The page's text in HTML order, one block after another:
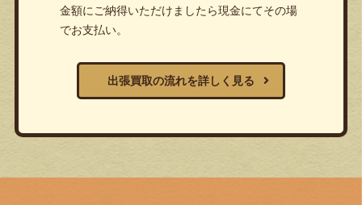
金額にご納得いただけましたら現金にてその場
でお支払い。
出張買取の流れを詳しく見る